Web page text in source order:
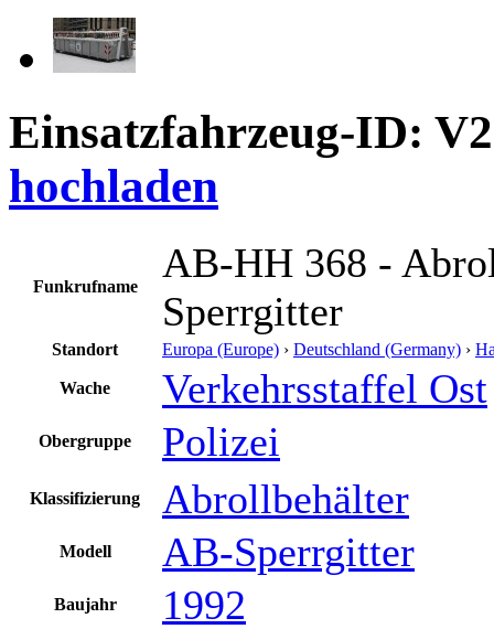
Einsatzfahrzeug-ID:
hochladen
Funkrufname
AB-HH 368 -
Sperrgitter
Standort Europa (Europe) › Deutschland (Germany) ›
Wache Verkehrsstaffel Ost
Obergruppe Polizei
Klassifizierung Abrollbehälter
Modell AB-Sperrgitter
Baujahr 1992